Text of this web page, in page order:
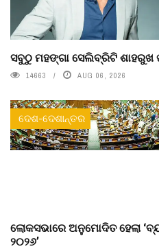
ସବୁଠୁ ମହଙ୍ଗା ସେଲିବ୍ରିଟି ଶାହରୁଖ
14663 AUG 06, 2026
ଦେଶ-ଦେଶାନ୍ତର
ଲୋକସଭାରେ ଅନୁମୋଦିତ ହେଲା
୨୦୨୬’